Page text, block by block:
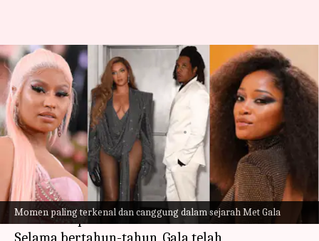
Momen paling terkenal dan canggung dalam sejarah Met Gala
Met Gala: Mengenang momen-
momen paling canggung dari
edisi sebelumnya
menulis Taufiq Al Jufri May 02, 2023 02:19 pm
Apa ceritanya
Acara mode paling bergengsi tahun ini - Met
Gala - hampir tiba!